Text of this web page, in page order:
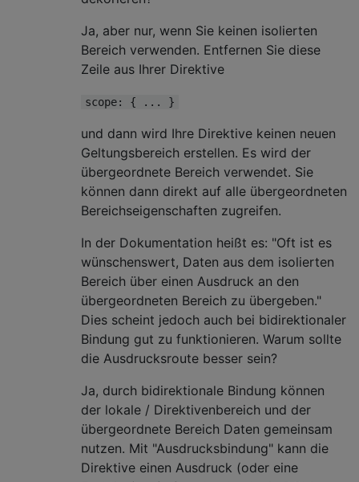
Ja, aber nur, wenn Sie keinen isolierten
Bereich verwenden. Entfernen Sie diese
Zeile aus Ihrer Direktive
scope: { ... }
und dann wird Ihre Direktive keinen neuen
Geltungsbereich erstellen. Es wird der
übergeordnete Bereich verwendet. Sie
können dann direkt auf alle übergeordneten
Bereichseigenschaften zugreifen.
In der Dokumentation heißt es: "Oft ist es
wünschenswert, Daten aus dem isolierten
Bereich über einen Ausdruck an den
übergeordneten Bereich zu übergeben."
Dies scheint jedoch auch bei bidirektionaler
Bindung gut zu funktionieren. Warum sollte
die Ausdrucksroute besser sein?
Ja, durch bidirektionale Bindung können
der lokale / Direktivenbereich und der
übergeordnete Bereich Daten gemeinsam
nutzen. Mit "Ausdrucksbindung" kann die
Direktive einen Ausdruck (oder eine